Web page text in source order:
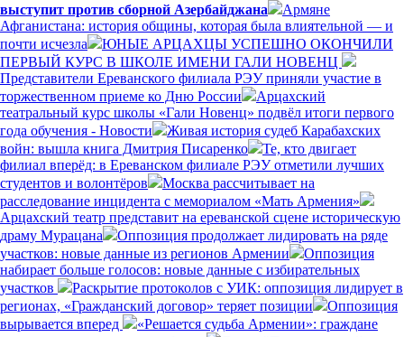
выступит против сборной Азербайджана
Армяне
Афганистана: история общины, которая была влиятельной — и
почти исчезла
ЮНЫЕ АРЦАХЦЫ УСПЕШНО ОКОНЧИЛИ
ПЕРВЫЙ КУРС В ШКОЛЕ ИМЕНИ ГАЛИ НОВЕНЦ
Представители Ереванского филиала РЭУ приняли участие в
торжественном приеме ко Дню России
Арцахский
театральный курс школы «Гали Новенц» подвёл итоги первого
года обучения - Новости
Живая история судеб Карабахских
войн: вышла книга Дмитрия Писаренко
Те, кто двигает
филиал вперёд: в Ереванском филиале РЭУ отметили лучших
студентов и волонтёров
Москва рассчитывает на
расследование инцидента с мемориалом «Мать Армения»
Арцахский театр представит на ереванской сцене историческую
драму Мурацана
Оппозиция продолжает лидировать на ряде
участков: новые данные из регионов Армении
Оппозиция
набирает больше голосов: новые данные с избирательных
участков
Раскрытие протоколов с УИК: оппозиция лидирует в
регионах, «Гражданский договор» теряет позиции
Оппозиция
вырывается вперед
«Решается судьба Армении»: граждане